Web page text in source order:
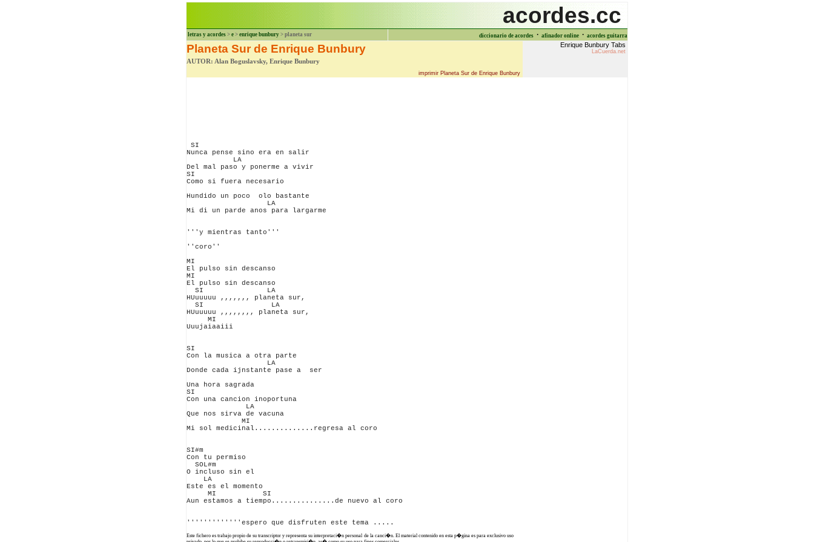
acordes.cc
letras y acordes > e > enrique bunbury > planeta sur diccionario de acordes · afinador online · acordes guitarra
Planeta Sur de Enrique Bunbury
AUTOR: Alan Boguslavsky, Enrique Bunbury
Enrique Bunbury Tabs
LaCuerda.net
imprimir Planeta Sur de Enrique Bunbury
SI
Nunca pense sino era en salir
           LA
Del mal paso y ponerme a vivir
SI
Como si fuera necesario
Hundido un poco  olo bastante
                   LA
Mi di un parde anos para largarme
'''y mientras tanto'''
''coro''
MI
El pulso sin descanso
MI
El pulso sin descanso
  SI               LA
HUuuuuu ,,,,,,, planeta sur,
  SI                LA
HUuuuuu ,,,,,,,, planeta sur,
     MI
Uuujaiaaiii
SI
Con la musica a otra parte
                   LA
Donde cada ijnstante pase a  ser
Una hora sagrada
SI
Con una cancion inoportuna
              LA
Que nos sirva de vacuna
             MI
Mi sol medicinal..............regresa al coro
SI#m
Con tu permiso
  SOL#m
O incluso sin el
    LA
Este es el momento
     MI           SI
Aun estamos a tiempo...............de nuevo al coro
Este fichero es trabajo propio de su transcriptor y representa su interpretaci�n personal de la canci�n. El material contenido en esta p�gina es para exclusivo uso